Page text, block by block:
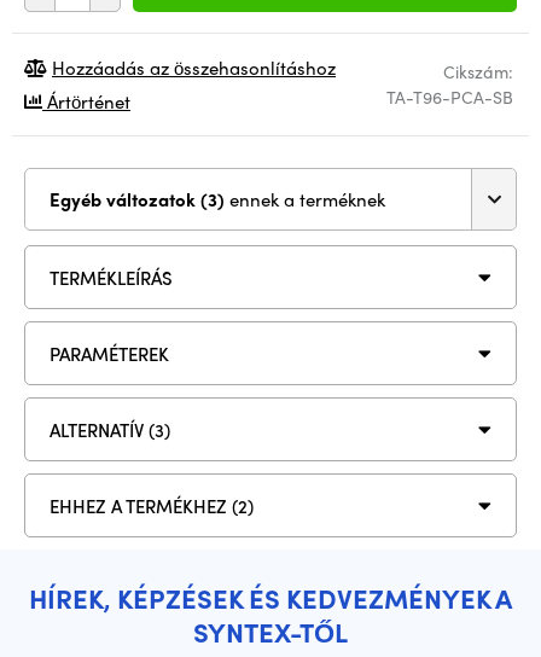
Cikszám:
TA-T96-PCA-SB
Hozzáadás az összehasonlításhoz
Ártörténet
Egyéb változatok (3) ennek a terméknek
TERMÉKLEÍRÁS
PARAMÉTEREK
ALTERNATÍV (3)
EHHEZ A TERMÉKHEZ (2)
HÍREK, KÉPZÉSEK ÉS KEDVEZMÉNYEK A
SYNTEX-TŐL